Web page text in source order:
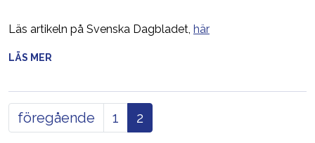
Läs artikeln på Svenska Dagbladet, här
LÄS MER
föregående 1 2